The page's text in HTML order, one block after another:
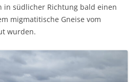
in südlicher Richtung bald einen
migmatitische Gneise vom
wurden.